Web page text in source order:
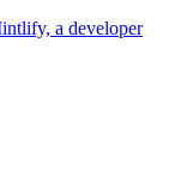
a developer